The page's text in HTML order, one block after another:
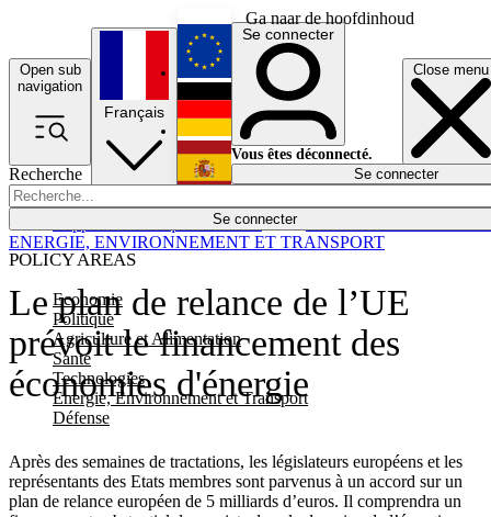
Ga naar de hoofdinhoud
Open sub
navigation
Close menu
Recherche
Se connecter
POLICY AREAS
Economie
Politique
Agriculture et Alimentation
Santé
Technologies
Energie, Environnement et Transport
Défense
Économie
Français
English
Deutsch
Español
Se connecter
Vous êtes déconnecté.
Se connecter
Le plan de relance de l’UE
prévoit le financement des
économies d'énergie
Après des semaines de tractations, les législateurs européens et les
représentants des Etats membres sont parvenus à un accord sur un
plan de relance européen de 5 milliards d’euros. Il comprendra un
ENERGIE, ENVIRONNEMENT ET TRANSPORT